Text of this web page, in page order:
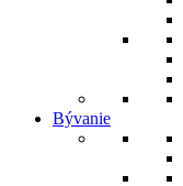
Bývanie